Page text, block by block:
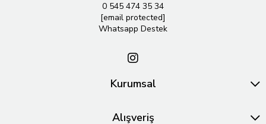
0 545 474 35 34
[email protected]
Whatsapp Destek
Kurumsal
Alışveriş